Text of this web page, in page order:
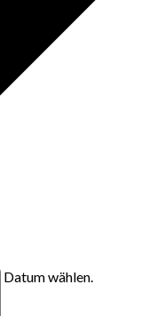
Datum wählen.